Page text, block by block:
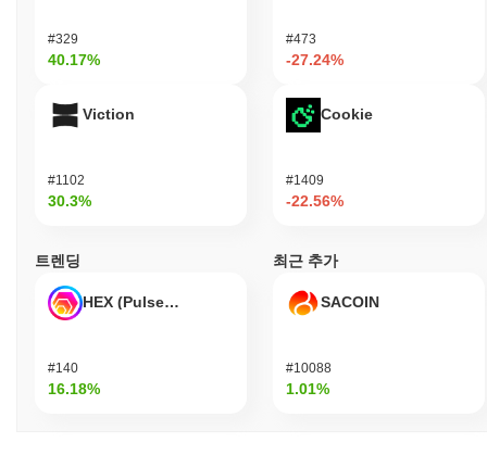
#329
40.17%
Viction
#1102
30.3%
#473
-27.24%
Cookie
#1409
-22.56%
트렌딩
HEX (Pulsechain)
#140
16.18%
최근 추가
SACOIN
#10088
1.01%